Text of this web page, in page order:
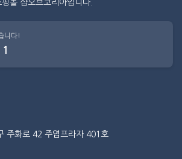
몰 샵오브코리아입니다.
니다!
주화로 42 주엽프라자 401호